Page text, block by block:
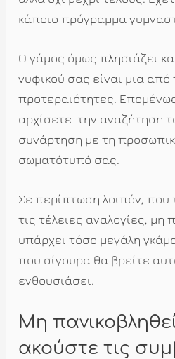
κάποιο πρόγραμμα
Ο γάμος όμως πλησιάζει
νυφικού σας είναι μια από
προτεραιότητες.
αρχίσετε την αναζήτηση
συνάρτηση με τη
σωματότυπό σας.
Σε περίπτωση λοιπόν, που
τις τέλειες αναλογίες, μη
υπάρχει τόσο μεγάλη
που σίγουρα θα βρείτε
ενθουσιάσει.
Μη
ακούστε τις